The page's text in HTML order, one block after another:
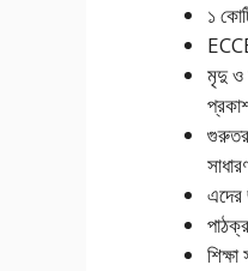
১
মৃদু ও
গুরুতর
এদের